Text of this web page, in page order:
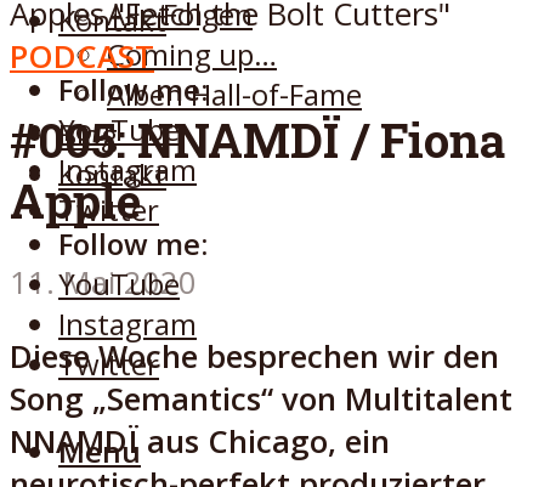
Kontakt
Follow me:
YouTube
Instagram
Twitter
Alle Folgen
Coming up…
Alben Hall-of-Fame
Blog
Kontakt
Follow me:
YouTube
Instagram
Twitter
Menu
PODCAST
#005: NNAMDÏ / Fiona
Apple
11. Mai 2020
Diese Woche besprechen wir den
Song „Semantics“ von Multitalent
NNAMDÏ aus Chicago, ein